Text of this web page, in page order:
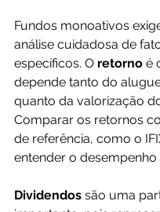
Fundos monoativos
análise cuidadosa de
específicos. O retorno é
depende tanto do
quanto da valorização
Comparar os retornos
de referência, como o
entender o desempenho
Dividendos são uma